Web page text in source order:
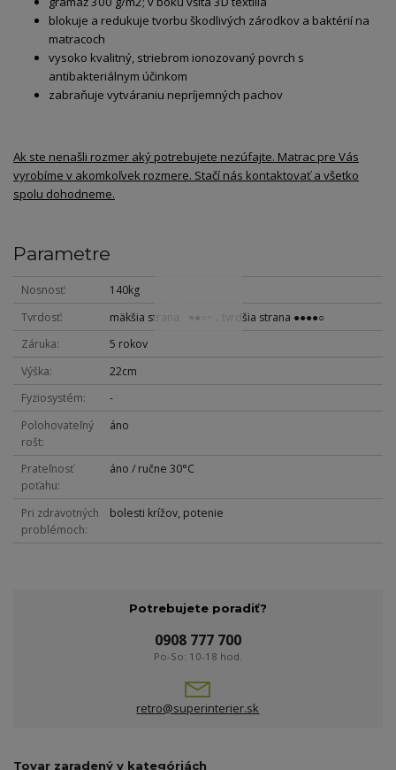
blokuje a redukuje tvorbu škodlivých zárodkov a baktérií na
matracoch
vysoko kvalitný, striebrom ionozovaný povrch s
antibakteriálnym účinkom
zabraňuje vytváraniu nepríjemných pachov
Ak ste nenašli rozmer aký potrebujete nezúfajte. Matrac pre Vás
vyrobíme v akomkoľvek rozmere. Stačí nás kontaktovať a všetko
spolu dohodneme.
Parametre
Nosnosť
140kg
Tvrdosť
mäkšia strana ●●●○○ / tvrdšia strana ●●●●○
Záruka
5 rokov
Výška
22cm
Fyziosystém
-
Polohovateľný
rošt
áno
Prateľnosť
poťahu
áno / ručne 30°C
Pri zdravotných
problémoch
bolesti krížov, potenie
Potrebujete poradiť?
0908 777 700
Po-So: 10-18 hod.
retro@superinterier.sk
Tovar zaradený v kategóriách